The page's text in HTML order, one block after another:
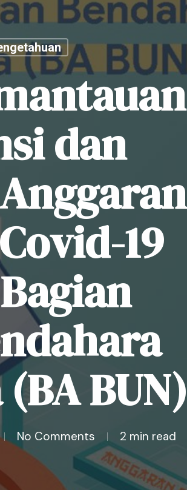
dan
19
BUN)
No Comments 2 min read